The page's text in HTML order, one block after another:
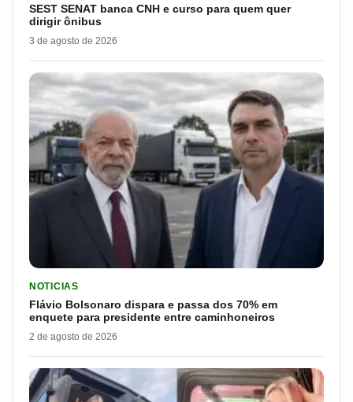
SEST SENAT banca CNH e curso para quem quer
dirigir ônibus
3 de agosto de 2026
NOTICIAS
Flávio Bolsonaro dispara e passa dos 70% em
enquete para presidente entre caminhoneiros
2 de agosto de 2026